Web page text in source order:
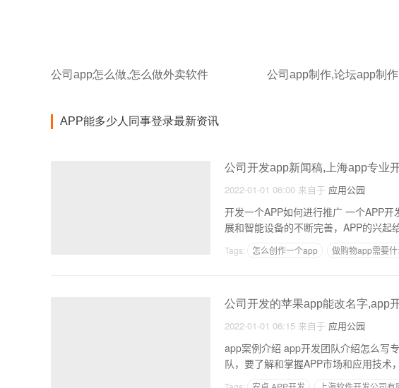
公司app怎么做,怎么做外卖软件 公司app制作,论坛app制作
APP能多少人同事登录最新资讯
公司开发app新闻稿,上海app专业
2022-01-01 06:00 来自于 应用公园
开发一个APP如何进行推广 一个APP
展和智能设备的不断完善，APP的兴起
Tags: 怎么创作一个app 做购物app需要
公司开发的苹果app能改名字,app
2022-01-01 06:15 来自于 应用公园
app案例介绍 app开发团队介绍怎么写专业app开发，澳